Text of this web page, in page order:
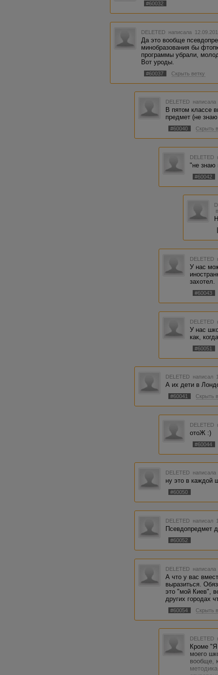
#60032
DELETED написала
Да это вообще
минобразования бы
программы убрали,
Вот уроды.
#60037 Скрыть ветку
DELETED
В пятом классе
предмет (не
#60040 Скрыть
DELETED
"не знаю
#60042
DELETED
У нас
захотел.
#60043
DELETED
У нас
как,
#60051
DELETED написал
А их дети в
#60041 Скрыть
DELETED
отоЖ :)
#60044
DELETED
ну это в каждой
#60050
DELETED написал
Псевдопредмет
#60052
DELETED
А что у вас
выразиться.
это "мой Киев",
других городах
#60054 Скрыть
DELETED
Кроме "Я
моего
вообще,